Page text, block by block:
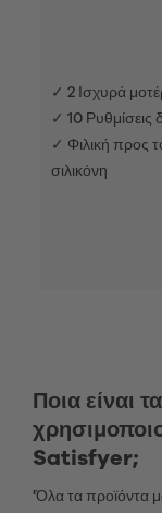
✓ 2 Ισχυρά
✓ 10 Ρυθμίσεις
✓ Φιλική προς
σιλικόνη
Ποια είναι
Satisfyer;
'Όλα τα προϊόντα